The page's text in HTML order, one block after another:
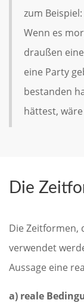
zum Beispiel:
Wenn es
draußen
eine Party
bestanden
hättest,
Die
Die Zeitformen,
verwendet
Aussage eine
a) reale